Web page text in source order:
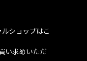
ショップはこ
い求めいただ